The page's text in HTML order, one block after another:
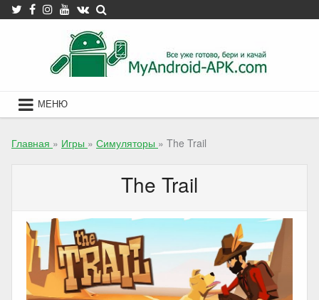
Skip
to
МЕНЮ
Главная » Игры » Симуляторы » The Trail
The Trail